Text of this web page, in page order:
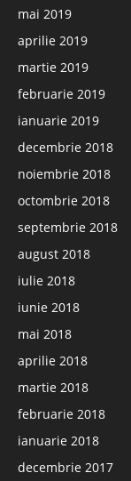
mai 2019
aprilie 2019
martie 2019
februarie 2019
ianuarie 2019
decembrie 2018
noiembrie 2018
octombrie 2018
septembrie 2018
august 2018
iulie 2018
iunie 2018
mai 2018
aprilie 2018
martie 2018
februarie 2018
ianuarie 2018
decembrie 2017